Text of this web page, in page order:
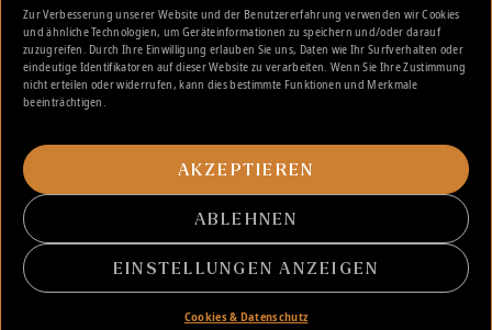
Zur Verbesserung unserer Website und der Benutzererfahrung verwenden wir Cookies
und ähnliche Technologien, um Geräteinformationen zu speichern und/oder darauf
zuzugreifen. Durch Ihre Einwilligung erlauben Sie uns, Daten wie Ihr Surfverhalten oder
eindeutige Identifikatoren auf dieser Website zu verarbeiten. Wenn Sie Ihre Zustimmung
nicht erteilen oder widerrufen, kann dies bestimmte Funktionen und Merkmale
beeinträchtigen.
AKZEPTIEREN
ABLEHNEN
EINSTELLUNGEN ANZEIGEN
Cookies & Datenschutz
Unser Sortiment
Unsere Diensleistungen
Konfigurator
Katalog
News
Kontaktformular
Bestellschein Schriften
Bestellschein Rahmen & Tafeln
Infoblatt Pflege & Restauration
Glossar